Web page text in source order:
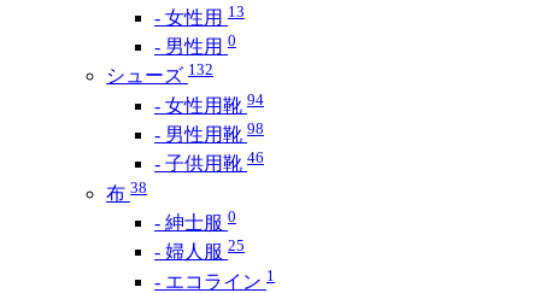
- 女性用 13
- 男性用 0
シューズ 132
- 女性用靴 94
- 男性用靴 98
- 子供用靴 46
布 38
- 紳士服 0
- 婦人服 25
- エコライン 1